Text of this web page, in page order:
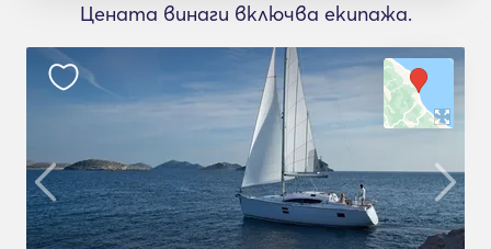
Цената винаги включва екипажа.